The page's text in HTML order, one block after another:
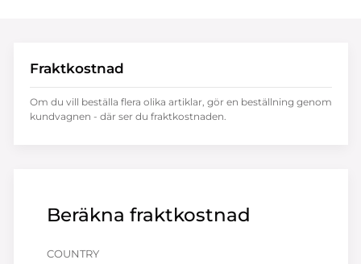
Beräkna fraktkostnad
COUNTRY
Fraktkostnad
Om du vill beställa flera olika artiklar, gör en beställning genom
kundvagnen - där ser du fraktkostnaden.